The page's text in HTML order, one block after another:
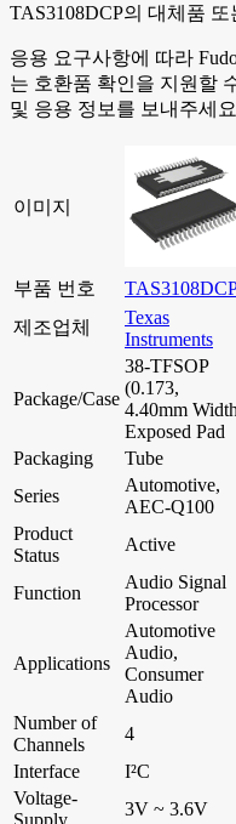
TAS3108DCP의 대체품
응용 요구사항에 따라
는 호환품 확인을 지원할
및 응용 정보를 보내주세
이미지
부품 번호
제조업체
Texas
Instruments
Package/Case
38-TFSOP
(0.173,
4.40mm
Exposed Pad
Packaging
Tube
Series
Automotive,
AEC-Q100
Product
Status
Active
Function
Audio Signal
Processor
Applications
Automotive
Audio,
Consumer
Audio
Number of
Channels
4
Interface
I²C
Voltage-
Supply
3V ~ 3.6V